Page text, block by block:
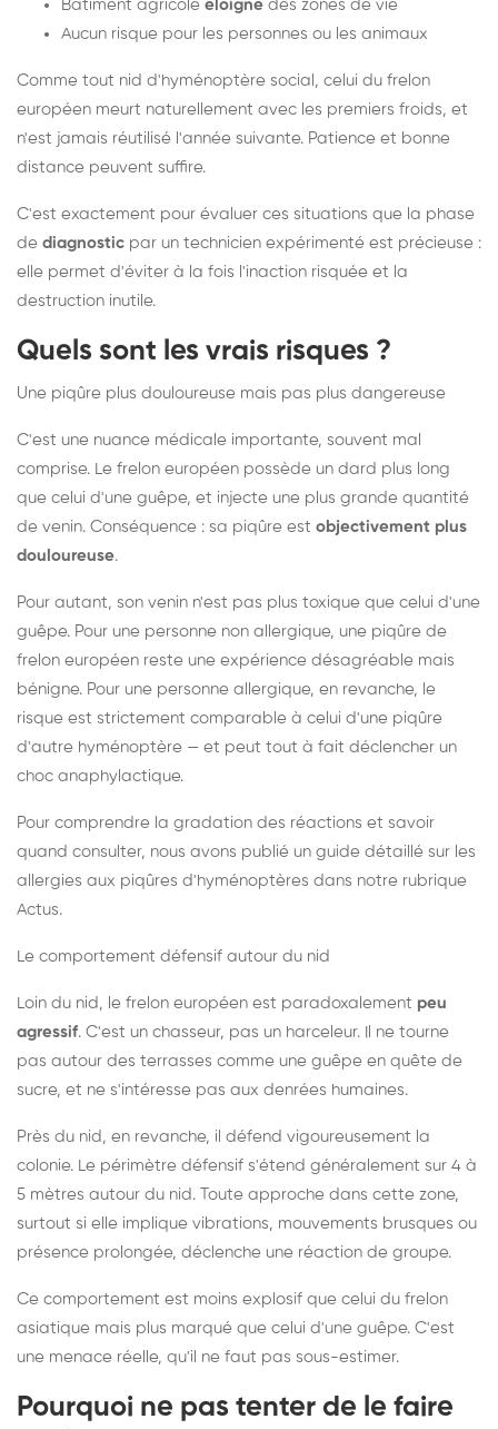
Bâtiment agricole éloigné des zones de vie
Aucun risque pour les personnes ou les animaux
Comme tout nid d'hyménoptère social, celui du frelon
européen meurt naturellement avec les premiers froids, et
n'est jamais réutilisé l'année suivante. Patience et bonne
distance peuvent suffire.
C'est exactement pour évaluer ces situations que la phase
de diagnostic par un technicien expérimenté est précieuse :
elle permet d'éviter à la fois l'inaction risquée et la
destruction inutile.
Quels sont les vrais risques ?
Une piqûre plus douloureuse mais pas plus dangereuse
C'est une nuance médicale importante, souvent mal
comprise. Le frelon européen possède un dard plus long
que celui d'une guêpe, et injecte une plus grande quantité
de venin. Conséquence : sa piqûre est objectivement plus
douloureuse.
Pour autant, son venin n'est pas plus toxique que celui d'une
guêpe. Pour une personne non allergique, une piqûre de
frelon européen reste une expérience désagréable mais
bénigne. Pour une personne allergique, en revanche, le
risque est strictement comparable à celui d'une piqûre
d'autre hyménoptère — et peut tout à fait déclencher un
choc anaphylactique.
Pour comprendre la gradation des réactions et savoir
quand consulter, nous avons publié un guide détaillé sur les
allergies aux piqûres d'hyménoptères dans notre rubrique
Actus.
Le comportement défensif autour du nid
Loin du nid, le frelon européen est paradoxalement peu
agressif. C'est un chasseur, pas un harceleur. Il ne tourne
pas autour des terrasses comme une guêpe en quête de
sucre, et ne s'intéresse pas aux denrées humaines.
Près du nid, en revanche, il défend vigoureusement la
colonie. Le périmètre défensif s'étend généralement sur 4 à
5 mètres autour du nid. Toute approche dans cette zone,
surtout si elle implique vibrations, mouvements brusques ou
présence prolongée, déclenche une réaction de groupe.
Ce comportement est moins explosif que celui du frelon
asiatique mais plus marqué que celui d'une guêpe. C'est
une menace réelle, qu'il ne faut pas sous-estimer.
Pourquoi ne pas tenter de le faire